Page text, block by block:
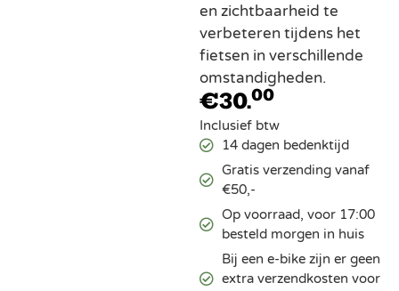
en zichtbaarheid te
verbeteren tijdens het
fietsen in verschillende
omstandigheden.
€30.00
Inclusief btw
14 dagen bedenktijd
Gratis verzending vanaf
€50,-
Op voorraad, voor 17:00
besteld morgen in huis
Bij een e-bike zijn er geen
extra verzendkosten voor